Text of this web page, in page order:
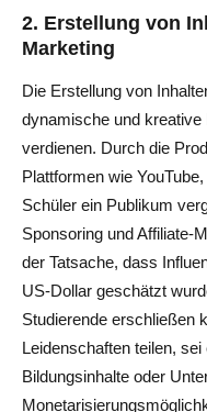
2. Erstellung von
Marketing
Die Erstellung von
dynamische und
verdienen. Durch die
Plattformen wie
Schüler ein Publikum
Sponsoring und Affiliate-
der Tatsache, dass
US-Dollar geschätzt
Studierende erschließen
Leidenschaften teilen,
Bildungsinhalte oder